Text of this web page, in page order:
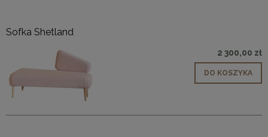
Sofka Shetland
2 300,00 zł
DO KOSZYKA